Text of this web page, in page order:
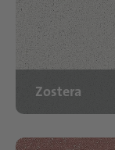
Zostera